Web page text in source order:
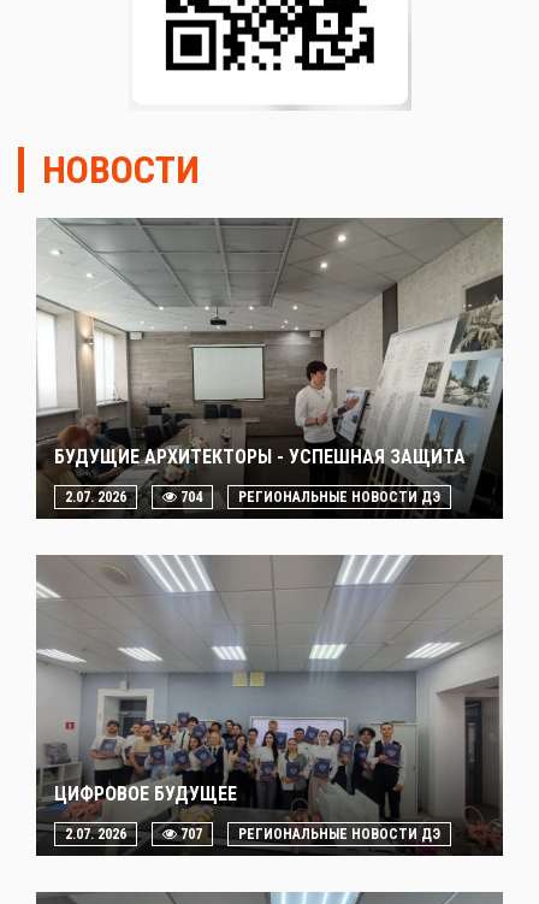
НОВОСТИ
БУДУЩИЕ АРХИТЕКТОРЫ - УСПЕШНАЯ ЗАЩИТА
2.07. 2026 704 РЕГИОНАЛЬНЫЕ НОВОСТИ ДЭ
ЦИФРОВОЕ БУДУЩЕЕ
2.07. 2026 707 РЕГИОНАЛЬНЫЕ НОВОСТИ ДЭ